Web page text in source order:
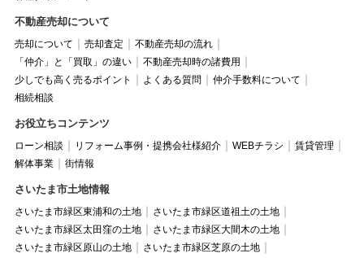
不動産売却について
売却について 売却査定
不動産売却の流れ
「仲介」と「買取」の違い
不動産売却時の諸費用
少しでも高く売るポイント
よくある質問
仲介手数料について
相続相談
お役立ちコンテンツ
ローン相談 リフォーム事例・提携会社様紹介 WEBチラシ
賃貸管理
解体事業
街情報
さいたま市土地情報
さいたま市緑区東浦和の土地
さいたま市緑区道祖土の土地
さいたま市緑区太田窪の土地
さいたま市緑区大間木の土地
さいたま市緑区原山の土地
さいたま市緑区芝原の土地